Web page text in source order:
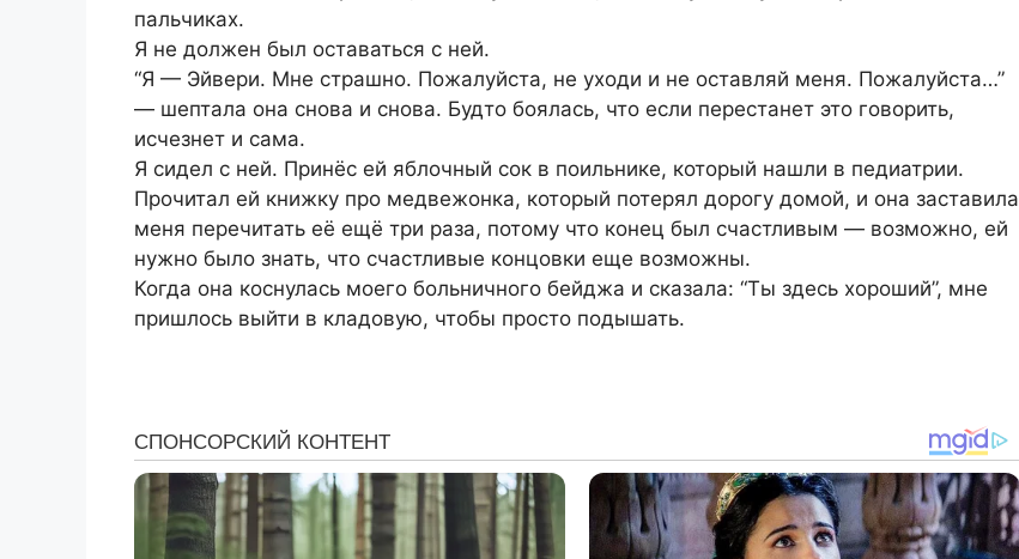
пальчиках.
Я не должен был оставаться с ней.
“Я — Эйвери. Мне страшно. Пожалуйста, не уходи и не оставляй меня. Пожалуйста…”
— шептала она снова и снова. Будто боялась, что если перестанет это говорить,
исчезнет и сама.
Я сидел с ней. Принёс ей яблочный сок в поильнике, который нашли в педиатрии.
Прочитал ей книжку про медвежонка, который потерял дорогу домой, и она заставила
меня перечитать её ещё три раза, потому что конец был счастливым — возможно, ей
нужно было знать, что счастливые концовки еще возможны.
Когда она коснулась моего больничного бейджа и сказала: “Ты здесь хороший”, мне
пришлось выйти в кладовую, чтобы просто подышать.